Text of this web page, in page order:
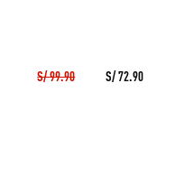
S/ 99.90 S/ 72.90